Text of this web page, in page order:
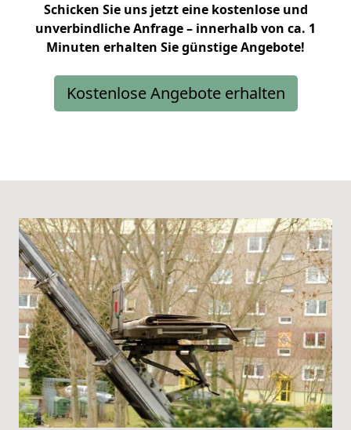
Schicken Sie uns jetzt eine kostenlose und
unverbindliche Anfrage – innerhalb von ca. 1
Minuten erhalten Sie günstige Angebote!
Kostenlose Angebote erhalten